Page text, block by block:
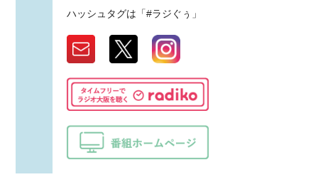
ハッシュタグは「#ラジぐぅ」